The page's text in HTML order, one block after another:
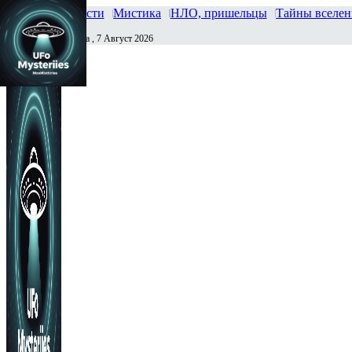
Главная Новости Мистика НЛО, пришельцы Тайны
Сегодня Пятница , 7 Август 2026